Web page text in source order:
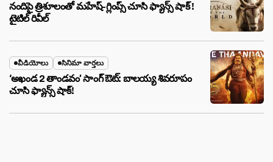
నందిపై త్రిశూలంతో మహేష్-గ్లింప్స్ చూసి ఫ్యాన్స్ షాక్ !
టైటిల్ రివీల్
వీడియోలు సినిమా వార్తలు
‘అఖండ 2 తాండవం’ సాంగ్ ఔట్: బాలయ్య శివరూపం
చూసి ఫ్యాన్స్ షాక్!